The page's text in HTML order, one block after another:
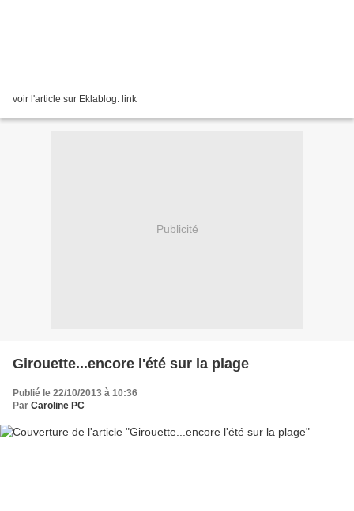
voir l'article sur Eklablog: link
Publicité
Girouette...encore l'été sur la plage
Publié le 22/10/2013 à 10:36
Par Caroline PC